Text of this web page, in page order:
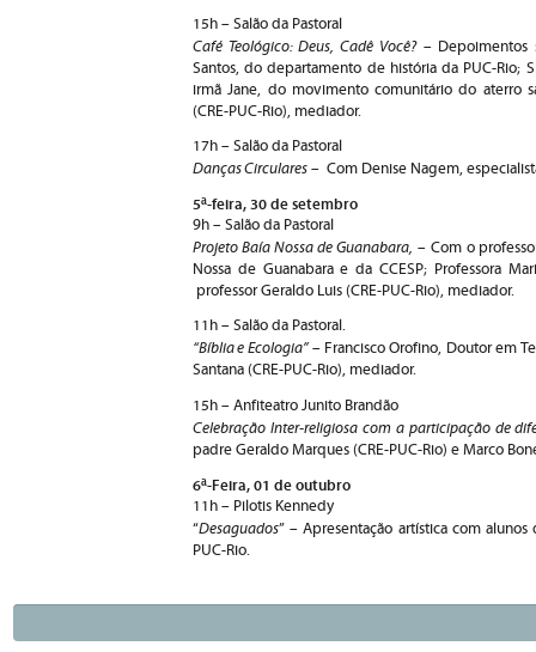
15h – Salão da Pastoral
Café Teológico: Deus, Cadê Você?– Depoimentos
Santos, do departamento de história da PUC-Rio;
irmã Jane, do movimento comunitário do aterro
(CRE-PUC-Rio), mediador.
17h – Salão da Pastoral
Danças Circulares – Com Denise Nagem,
5ª-feira, 30 de setembro
9h – Salão da Pastoral
Projeto Baía Nossa de Guanabara, – Com o
Nossa de Guanabara e da CCESP; Professora
professor Geraldo Luis (CRE-PUC-Rio), mediador.
11h – Salão da Pastoral.
“Bíblia e Ecologia”– Francisco Orofino, Doutor em
Santana (CRE-PUC-Rio), mediador.
15h – Anfiteatro Junito Brandão
Celebração Inter-religiosa com a participação de
padre Geraldo Marques (CRE-PUC-Rio) e Marco
6ª-Feira, 01 de outubro
11h – ­Pilotis Kennedy
“Desaguados” – Apresentação artística com
PUC-Rio.